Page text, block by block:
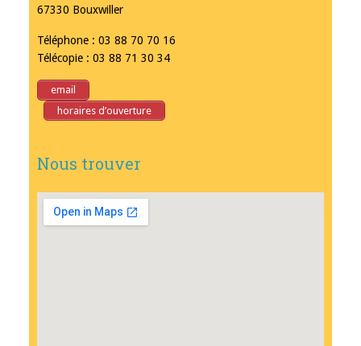
67330 Bouxwiller
Téléphone : 03 88 70 70 16
Télécopie : 03 88 71 30 34
email
horaires d’ouverture
Nous trouver